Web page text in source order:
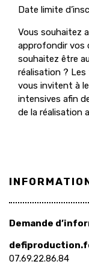
Date limite
Vous souhaitez
approfondir vos
souhaitez être
réalisation ? Les
vous invitent à
intensives afin
de la réalisation
Demande
07.69.22.86.84